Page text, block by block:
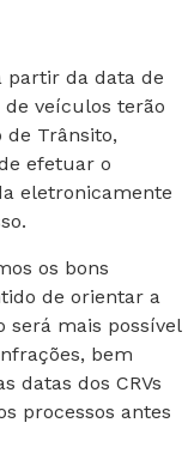
partir da data de
de veículos terão
de Trânsito,
efetuar o
eletronicamente
os bons
de orientar a
será mais possível
bem
datas dos CRVs
processos antes